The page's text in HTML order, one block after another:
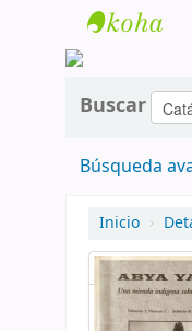
Buscar
Búsqueda
Inicio ›